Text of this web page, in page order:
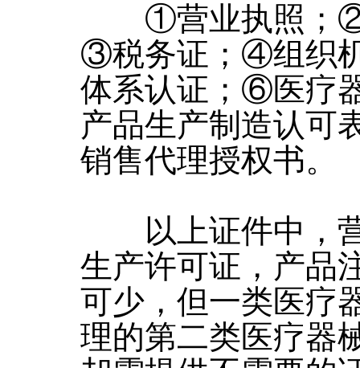
①营业执照；②
③税务证；④组织
体系认证；⑥医疗
产品生产制造认可
销售代理授权书。
以上证件中，营
生产许可证，产品
可少，但一类医疗
理的第二类医疗器